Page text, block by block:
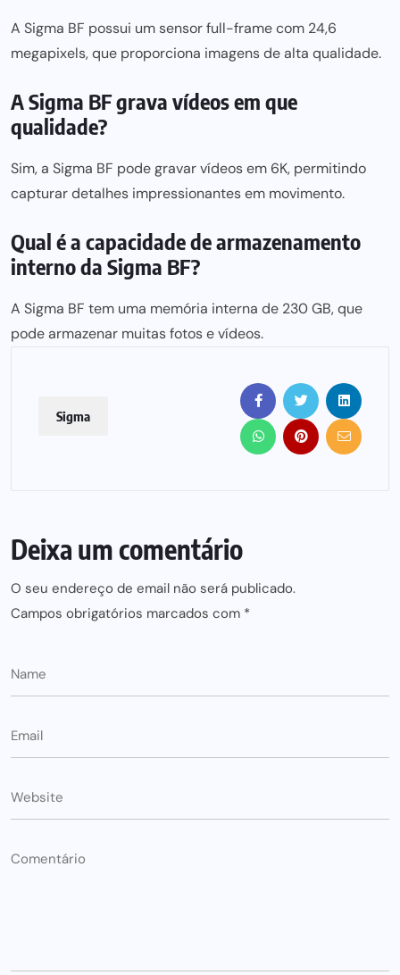
A Sigma BF possui um sensor full-frame com 24,6
megapixels, que proporciona imagens de alta qualidade.
A Sigma BF grava vídeos em que
qualidade?
Sim, a Sigma BF pode gravar vídeos em 6K, permitindo
capturar detalhes impressionantes em movimento.
Qual é a capacidade de armazenamento
interno da Sigma BF?
A Sigma BF tem uma memória interna de 230 GB, que
pode armazenar muitas fotos e vídeos.
Sigma
Deixa um comentário
O seu endereço de email não será publicado.
Campos obrigatórios marcados com *